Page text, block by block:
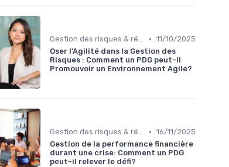
Gestion des risques & résilience • 11/10/2025
Oser l'Agilité dans la Gestion des
Risques : Comment un PDG peut-il
Promouvoir un Environnement Agile?
Gestion des risques & résilience • 16/11/2025
Gestion de la performance financière
durant une crise: Comment un PDG
peut-il relever le défi?